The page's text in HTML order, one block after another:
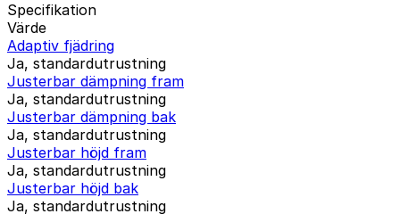
Specifikation
Värde
Adaptiv fjädring
Ja, standardutrustning
Justerbar dämpning fram
Ja, standardutrustning
Justerbar dämpning bak
Ja, standardutrustning
Justerbar höjd fram
Ja, standardutrustning
Justerbar höjd bak
Ja, standardutrustning